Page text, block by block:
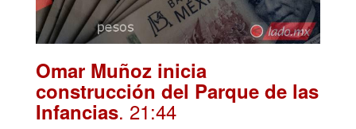
Omar Muñoz inicia
construcción del Parque de las
Infancias. 21:44